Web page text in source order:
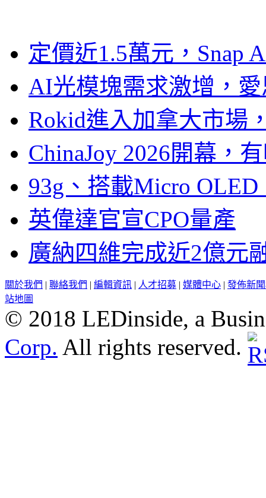
定價近1.5萬元，Snap
AI光模塊需求激增，
Rokid進入加拿大市場
ChinaJoy 2026開幕，
93g、搭載Micro
英偉達官宣CPO量產
廣納四維完成近2億元
關於我們 | 聯絡我們 | 編輯資訊 | 人才招募 | 媒體中心 | 發佈新
站地圖
© 2018 LEDinside, a
Corp. All rights reserved.